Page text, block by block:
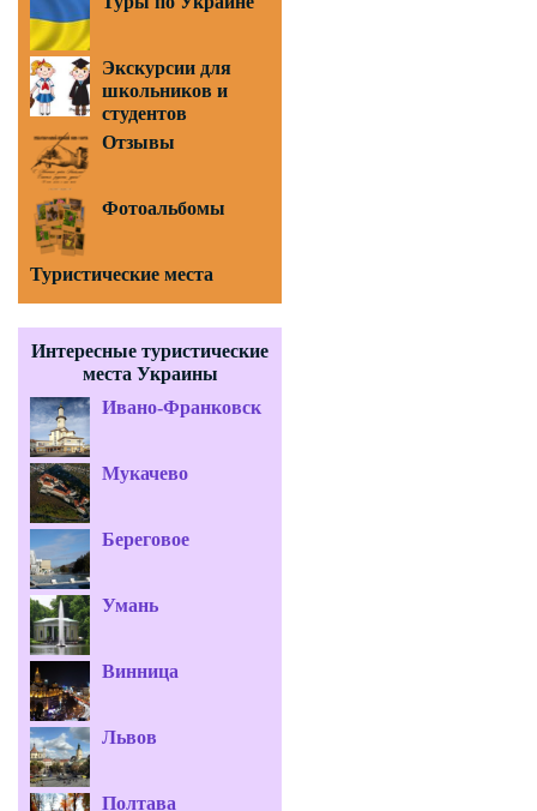
Экскурсии для
школьников и
студентов
Отзывы
Фотоальбомы
Туристические места
Интересные туристические
места Украины
Ивано-Франковск
Мукачево
Береговое
Умань
Винница
Львов
Полтава